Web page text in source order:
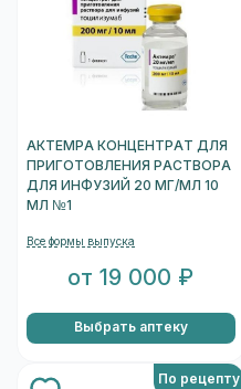
АКТЕМРА КОНЦЕНТРАТ ДЛЯ
ПРИГОТОВЛЕНИЯ РАСТВОРА
ДЛЯ ИНФУЗИЙ 20 МГ/МЛ 10
МЛ №1
Все формы выпуска
от 19 000 ₽
Выбрать аптеку
По рецепту